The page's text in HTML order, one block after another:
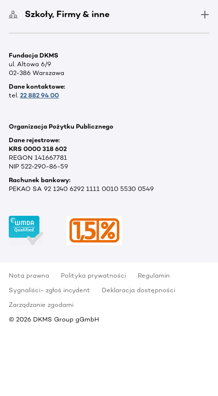
Szkoły, Firmy & inne
Fundacja DKMS
ul. Altowa 6/9
02-386 Warszawa
Dane kontaktowe:
tel. 22 882 94 00
Organizacja Pożytku Publicznego
Dane rejestrowe:
KRS 0000 318 602
REGON 141667781
NIP 522-290-86-59
Rachunek bankowy:
PEKAO SA 92 1240 6292 1111 0010 5530 0549
Nota prawna Polityka prywatności
Regulamin
Sygnaliści- zgłoś incydent
Deklaracja dostępności
Zarządzanie zgodami
© 2026 DKMS Group gGmbH